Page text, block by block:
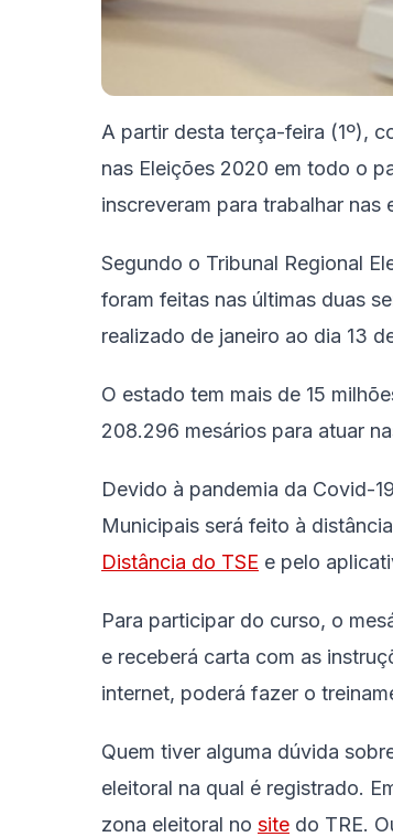
A partir desta terça-feira (1º),
nas Eleições 2020 em todo o
inscreveram para trabalhar nas
Segundo o Tribunal Regional
foram feitas nas últimas duas
realizado de janeiro ao dia 13
O estado tem mais de 15
208.296 mesários para atuar
Devido à pandemia da Covid-
Municipais será feito à distância
Distância do TSE e pelo
Para participar do curso, o
e receberá carta com as
internet, poderá fazer o
Quem tiver alguma dúvida
eleitoral na qual é registrado.
zona eleitoral no site do TRE.